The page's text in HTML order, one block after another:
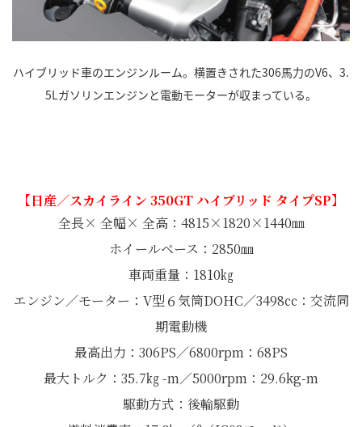
ハイブリッド車のエンジンルーム。横置きされた306馬力のV6、3.
5Lガソリンエンジンと電動モーターが収まっている。
【日産／スカイライン 350GT ハイブリッド タイプSP】
全長× 全幅× 全高：4815×1820×1440㎜
ホイールベース：2850㎜
車両重量：1810㎏
エンジン／モーター：V型６気筒DOHC／3498㏄：交流同
期電動機
最高出力：306PS／6800rpm：68PS
最大トルク：35.7㎏ -m／5000rpm：29.6kg-m
駆動方式：後輪駆動